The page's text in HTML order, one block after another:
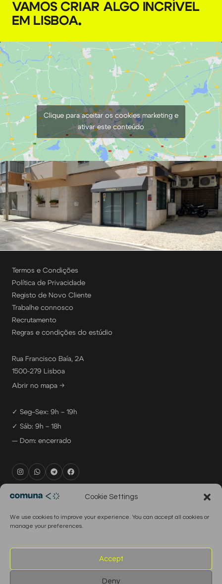
Cookie Settings
We use cookies to improve your experience. You can accept all cookies or
manage your preferences.
Accept
Deny
Monitor TVLogic 18,5″ TSM-182W
€15,00 + 23% VAT
VAMOS CRIAR ALGO INCRÍVEL
EM LISBOA.
Clique para aceitar os cookies marketing e
ativar este conteúdo
Termos e Condições
Política de Privacidade
Registo de Novo Cliente
Trabalhe connosco
Recrutamento
Regras e condições do estúdio
Rua Francisco Baía, 2A
1500-279 Lisboa
Abrir no mapa →
✓ Seg–Sex: 9h – 19h
✓ Sáb: 9h – 18h
— Dom: encerrado
rental@comuna.pt
production@comuna.pt